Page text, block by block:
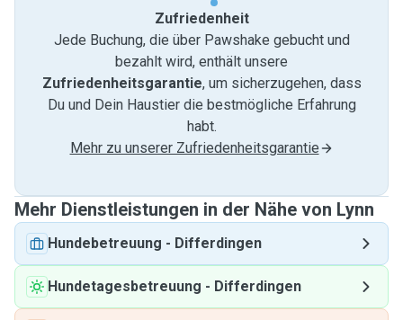
Zufriedenheit
Jede Buchung, die über Pawshake gebucht und
bezahlt wird, enthält unsere
Zufriedenheitsgarantie, um sicherzugehen, dass
Du und Dein Haustier die bestmögliche Erfahrung
habt.
Mehr zu unserer Zufriedenheitsgarantie
Mehr Dienstleistungen in der Nähe von Lynn
Hundebetreuung - Differdingen
Hundetagesbetreuung - Differdingen